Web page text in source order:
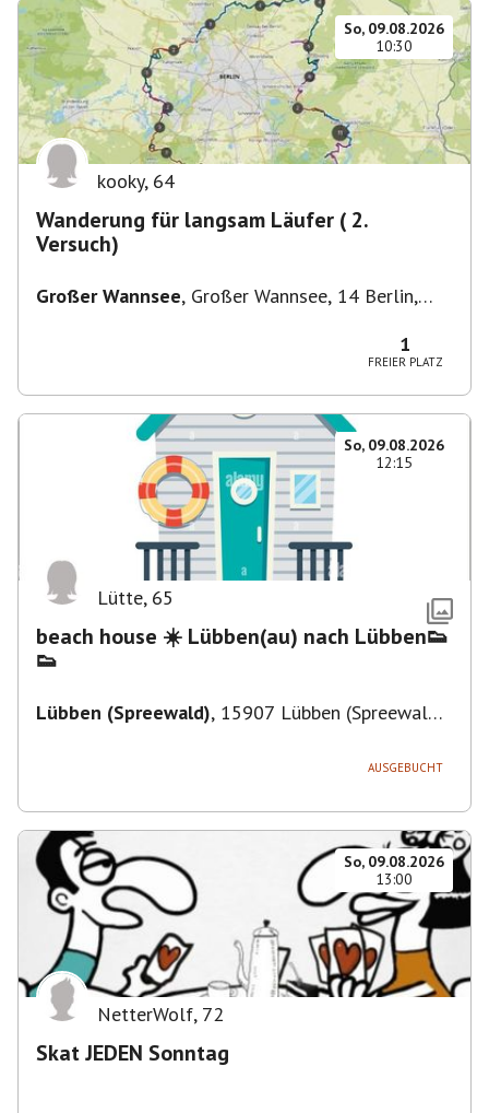
So, 09.08.2026
10:30
kooky, 64
Wanderung für langsam Läufer ( 2.
Versuch)
Großer Wannsee, Großer Wannsee, 14 Berlin,
1
FREIER PLATZ
So, 09.08.2026
12:15
Lütte, 65
beach house ☀️ Lübben(au) nach Lübben👟
👟
Lübben (Spreewald), 15907 Lübben (Spreewald),
AUSGEBUCHT
So, 09.08.2026
13:00
NetterWolf, 72
Skat JEDEN Sonntag